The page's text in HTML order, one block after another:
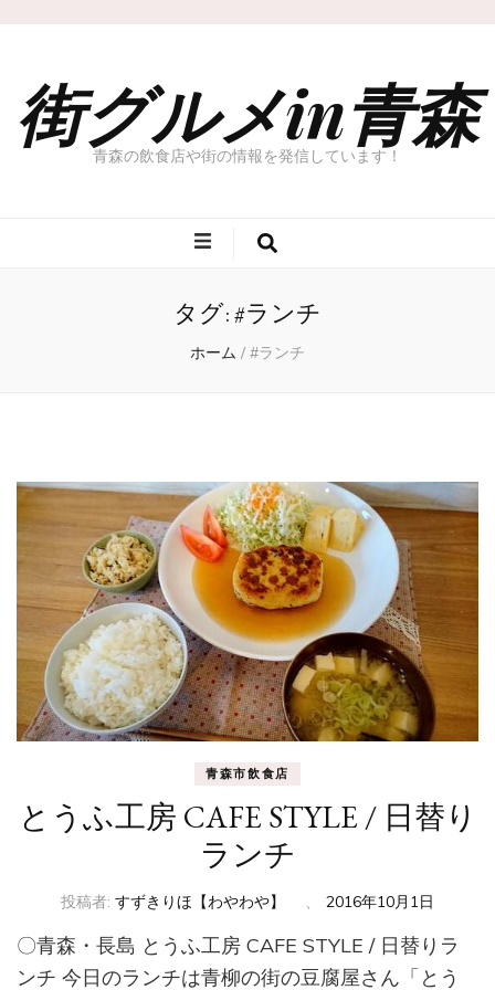
街グルメin青森
青森の飲食店や街の情報を発信しています！
タグ: #ランチ
ホーム / #ランチ
青森市飲食店
とうふ工房 CAFE STYLE / 日替り
ランチ
投稿者: すずきりほ【わやわや】 、 2016年10月1日
〇青森・長島 とうふ工房 CAFE STYLE / 日替りラ
ンチ 今日のランチは青柳の街の豆腐屋さん「とう